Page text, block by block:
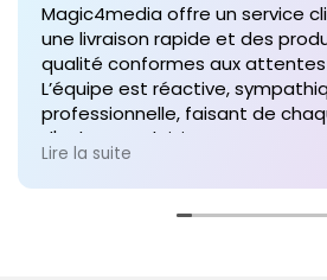
Magic4media offre un service
une livraison rapide et des
qualité conformes aux
L’équipe est réactive,
professionnelle, faisant de
d'achat un plaisir. Je
services pour toute commande
personnalisés !
Lire la suite